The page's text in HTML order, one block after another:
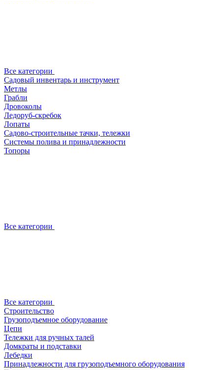
Все категории
Садовый инвентарь и инструмент
Метлы
Грабли
Дровоколы
Ледоруб-скребок
Лопаты
Садово-строительные тачки, тележки
Системы полива и принадлежности
Топоры
Все категории
Все категории
Строительство
Грузоподъемное оборудование
Цепи
Тележки для ручных талей
Домкраты и подставки
Лебедки
Принадлежности для грузоподъемного оборудования